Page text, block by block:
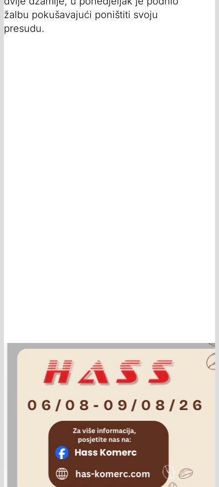
žalbu pokušavajući poništiti svoju
presudu.